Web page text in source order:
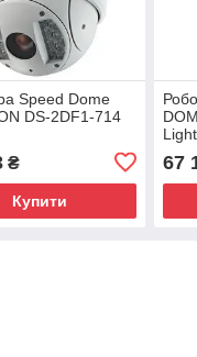
Speed Dome
DS-2DF1-714
₴
Купити
67